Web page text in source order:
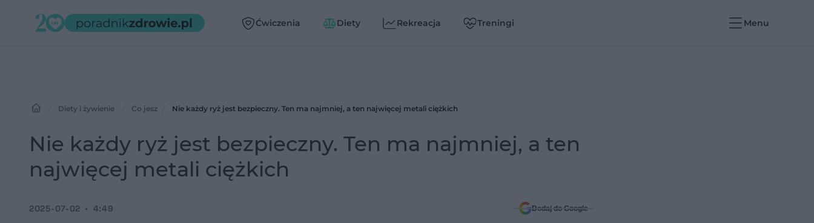
Ćwiczenia Diety Rekreacja Treningi Menu
Diety i żywienie Co jesz Nie każdy ryż jest bezpieczny. Ten ma najmniej, a ten najwięcej metali ciężkich
Nie każdy ryż jest bezpieczny. Ten ma najmniej, a ten
najwięcej metali ciężkich
2025-07-02 4:49 Dodaj do Google